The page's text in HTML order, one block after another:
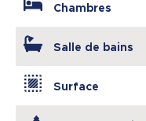
Chambres
Salle de bains
Surface